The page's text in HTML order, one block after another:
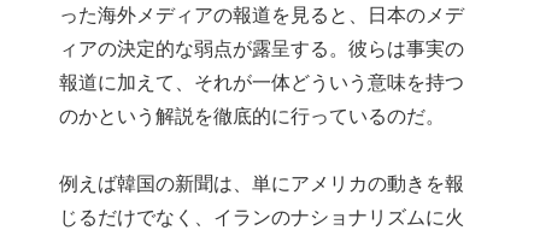
った海外メディアの報道を見ると、日本のメデ
ィアの決定的な弱点が露呈する。彼らは事実の
報道に加えて、それが一体どういう意味を持つ
のかという解説を徹底的に行っているのだ。
例えば韓国の新聞は、単にアメリカの動きを報
じるだけでなく、イランのナショナリズムに火